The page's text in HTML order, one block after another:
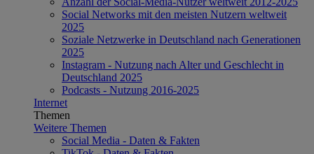
Social Networks mit den meisten Nutzern weltweit
2025
Soziale Netzwerke in Deutschland nach Generationen
2025
Instagram - Nutzung nach Alter und Geschlecht in
Deutschland 2025
Podcasts - Nutzung 2016-2025
Internet
Themen
Weitere Themen
Social Media - Daten & Fakten